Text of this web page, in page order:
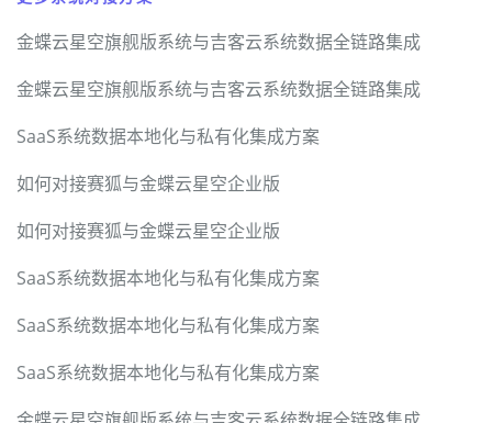
金蝶云星空旗舰版系统与吉客云系统数据全链路集成
金蝶云星空旗舰版系统与吉客云系统数据全链路集成
SaaS系统数据本地化与私有化集成方案
如何对接赛狐与金蝶云星空企业版
如何对接赛狐与金蝶云星空企业版
SaaS系统数据本地化与私有化集成方案
SaaS系统数据本地化与私有化集成方案
SaaS系统数据本地化与私有化集成方案